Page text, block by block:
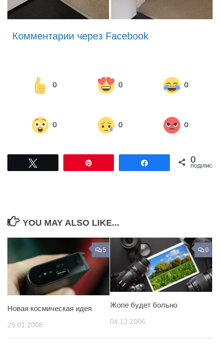
Комментарии через Facebook
0 0 0
0 0 0
Поділитися0
ПОДІЛИСЬ
YOU MAY ALSO LIKE...
5
Новая космическая идея
25.01.2008
0
Жопе будет больно
04.12.2006